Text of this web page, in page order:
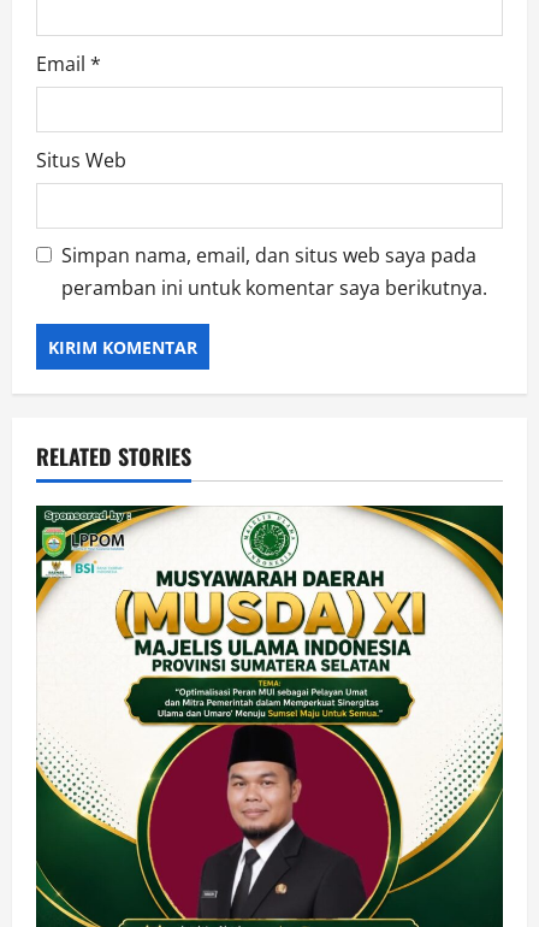
Email *
Situs Web
Simpan nama, email, dan situs web saya pada
peramban ini untuk komentar saya berikutnya.
RELATED STORIES